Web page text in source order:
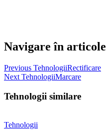
Navigare în articole
Previous TehnologiiRectificare
Next TehnologiiMarcare
Tehnologii similare
Tehnologii